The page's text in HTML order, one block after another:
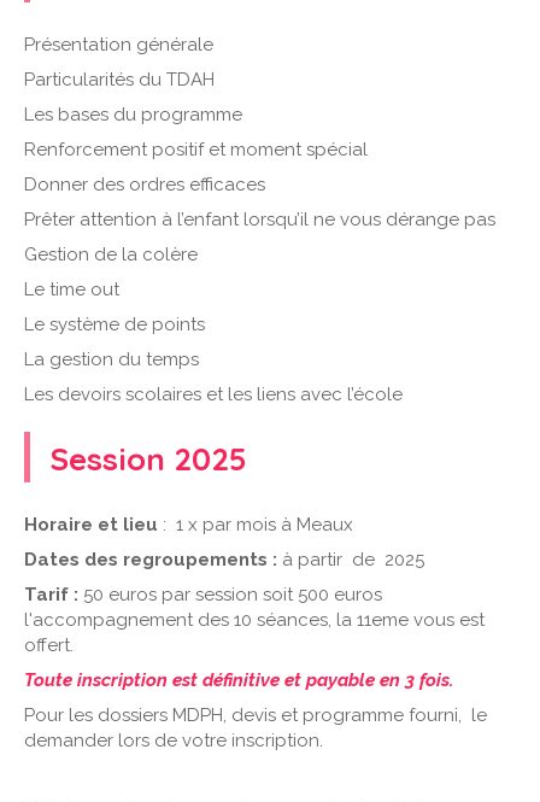
Présentation générale
Particularités du TDAH
Les bases du programme
Renforcement positif et moment spécial
Donner des ordres efficaces
Prêter attention à l’enfant lorsqu’il ne vous dérange pas
Gestion de la colère
Le time out
Le système de points
La gestion du temps
Les devoirs scolaires et les liens avec l’école
Session 2025
Horaire et lieu : 1 x par mois à Meaux
Dates des regroupements : à partir de 2025
Tarif : 50 euros par session soit 500 euros
l'accompagnement des 10 séances, la 11eme vous est
offert.
Toute inscription est définitive et payable en 3 fois.
Pour les dossiers MDPH, devis et programme fourni, le
demander lors de votre inscription.